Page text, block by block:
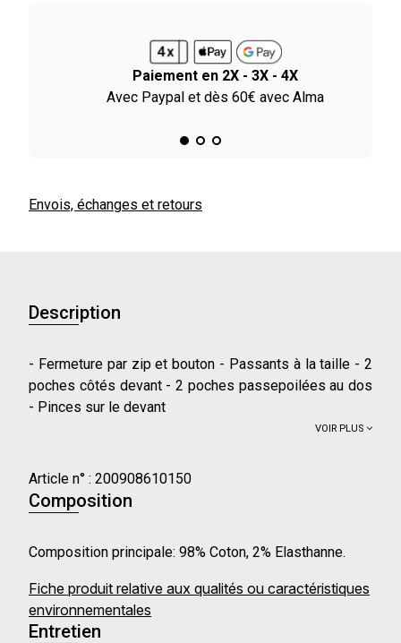
Paiement en 2X - 3X - 4X
Avec Paypal et dès 60€ avec Alma
Envois, échanges et retours
Description
- Fermeture par zip et bouton - Passants à la taille - 2
poches côtés devant - 2 poches passepoilées au dos
- Pinces sur le devant
VOIR PLUS
Article n° : 200908610150
Composition
Composition principale: 98% Coton, 2% Elasthanne.
Fiche produit relative aux qualités ou caractéristiques
environnementales
Entretien